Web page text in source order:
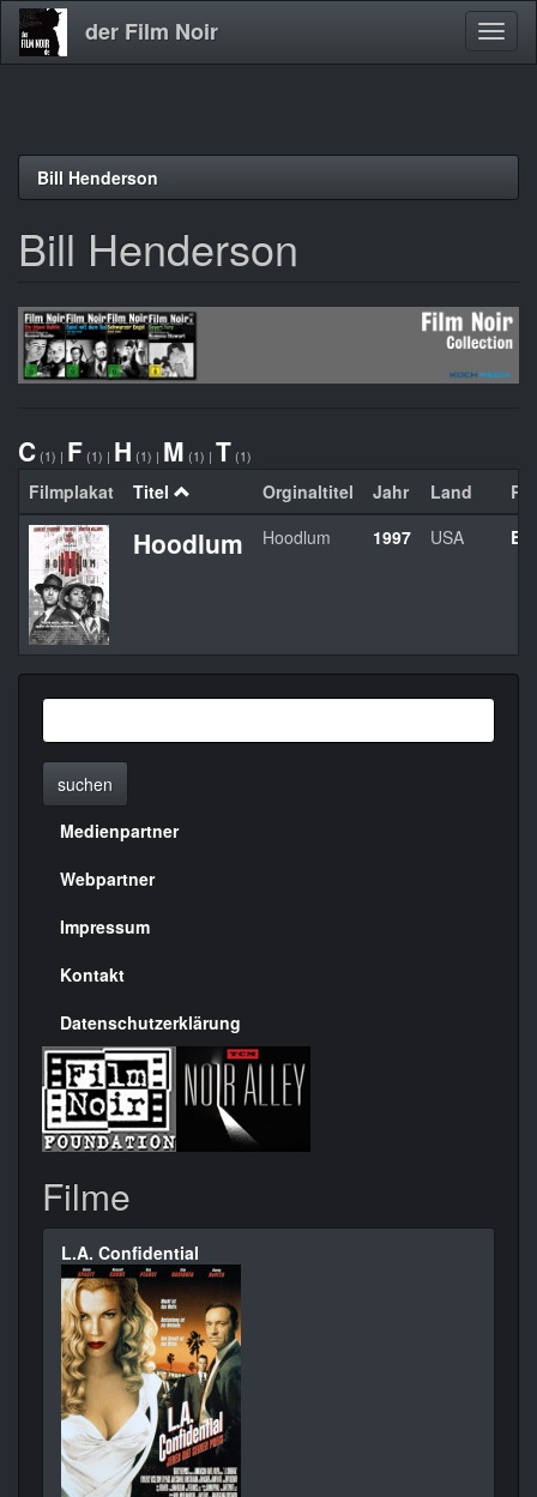
Direkt
der Film Noir
Bill Henderson
Bill Henderson
C (1) | F (1) | H (1) | M (1) | T (1)
Filmplakat Titel Orginaltitel Jahr Land
Hoodlum Hoodlum 1997 USA
suchen
Menülinks
rechte
Seite
Medienpartner
Webpartner
Impressum
Kontakt
Datenschutzerklärung
Filme
L.A. Confidential